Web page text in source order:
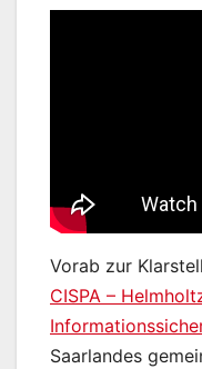
Vorab zur
CISPA –
Saarlandes